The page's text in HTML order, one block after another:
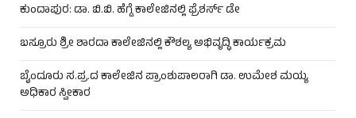
ಕುಂದಾಪುರ: ಡಾ. ಬಿ.ಬಿ. ಹೆಗ್ಡೆ ಕಾಲೇಜಿನಲ್ಲಿ ಫ್ರೆಶರ್ಸ್ ಡೇ
ಬಸ್ರೂರು ಶ್ರೀ ಶಾರದಾ ಕಾಲೇಜಿನಲ್ಲಿ ಕೌಶಲ್ಯ ಅಭಿವೃದ್ಧಿ ಕಾರ್ಯಕ್ರಮ
ಬೈಂದೂರು ಸ.ಪ್ರ.ದ ಕಾಲೇಜಿನ ಪ್ರಾಂಶುಪಾಲರಾಗಿ ಡಾ. ಉಮೇಶ ಮಯ್ಯ
ಅಧಿಕಾರ ಸ್ವೀಕಾರ